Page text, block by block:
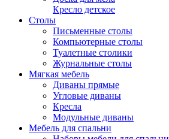
Кресло детское
Столы
Письменные столы
Компьютерные столы
Туалетные столики
Журнальные столы
Мягкая мебель
Диваны прямые
Угловые диваны
Кресла
Модульные диваны
Мебель для спальни